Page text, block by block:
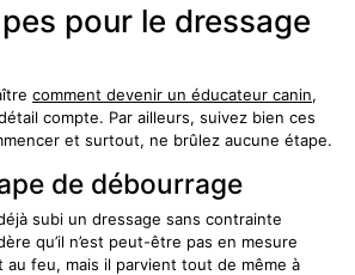
pour le dressage
comment devenir un éducateur canin,
compte. Par ailleurs, suivez bien ces
et surtout, ne brûlez aucune étape.
de débourrage
subi un dressage sans contrainte
qu’il n’est peut-être pas en mesure
au feu, mais il parvient tout de même à